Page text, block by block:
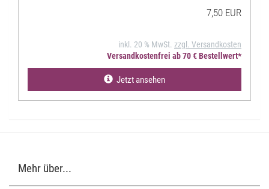
7,50 EUR
inkl. 20 % MwSt. zzgl. Versandkosten
Versandkostenfrei ab 70 € Bestellwert*
Jetzt ansehen
Mehr über...